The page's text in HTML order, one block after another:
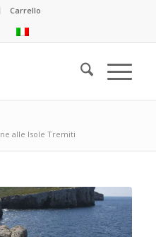
Carrello
alle Isole Tremiti